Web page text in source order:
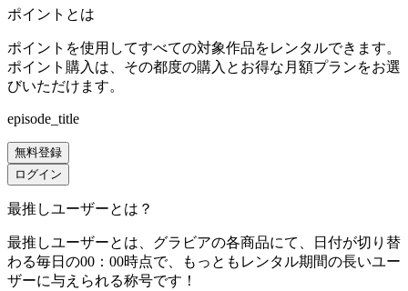
ポイントとは
ポイントを使用してすべての対象作品をレンタルできます。
ポイント購入は、その都度の購入とお得な月額プランをお選
びいただけます。
episode_title
無料登録
ログイン
最推しユーザーとは？
最推しユーザーとは、グラビアの各商品にて、日付が切り替
わる毎日の00：00時点で、
もっともレンタル期間の長いユー
ザーに与えられる称号です！